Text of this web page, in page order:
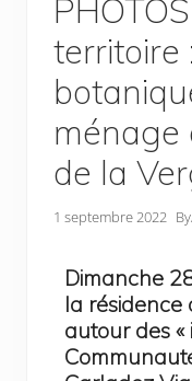
territoire
ménage
de la
1 septembre 2022 By
Dimanche
la résidence
autour des «